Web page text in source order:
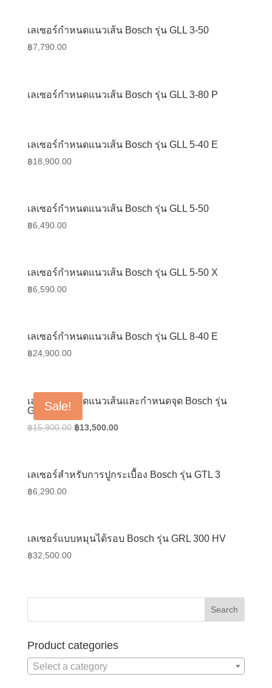
เลเซอร์กำหนดแนวเส้น Bosch รุ่น GLL 3-50
฿7,790.00
เลเซอร์กำหนดแนวเส้น Bosch รุ่น GLL 3-80 P
เลเซอร์กำหนดแนวเส้น Bosch รุ่น GLL 5-40 E
฿18,900.00
เลเซอร์กำหนดแนวเส้น Bosch รุ่น GLL 5-50
฿6,490.00
เลเซอร์กำหนดแนวเส้น Bosch รุ่น GLL 5-50 X
฿6,590.00
เลเซอร์กำหนดแนวเส้น Bosch รุ่น GLL 8-40 E
฿24,900.00
Sale!
เลเซอร์กำหนดแนวเส้นและกำหนดจุด Bosch รุ่น
GCL 25
฿15,900.00 Original
฿15,900.00.
฿13,500.00Current
฿13,500.00.
เลเซอร์สำหรับการปูกระเบื้อง Bosch รุ่น GTL 3
฿6,290.00
เลเซอร์แบบหมุนได้รอบ Bosch รุ่น GRL 300 HV
฿32,500.00
Product categories
Select a category